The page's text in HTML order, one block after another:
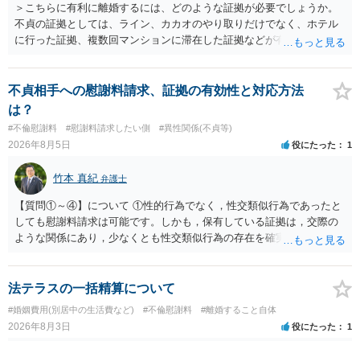
＞こちらに有利に離婚するには、どのような証拠が必要でしょうか。
不貞の証拠としては、ライン、カカオのやり取りだけでなく、ホテル
に行った証拠、複数回マンションに滞在した証拠などが有効です。 不
婚する、慰謝料をとるなど）ことができると思われます。 ただし、不
貞発覚後、長期間同居を続けると、不貞を許したとの評価につながる
場合がありますので、ご注意ください。 以上、ご参考まで。
不貞相手への慰謝料請求、証拠の有効性と対応方法
は？
#不倫慰謝料 #慰謝料請求したい側 #異性関係(不貞等)
2026年8月5日 役にたった 1
竹本 真紀 弁護士
【質問①～④】について ①性的行為でなく，性交類似行為であったと
しても慰謝料請求は可能です。しかも，保有している証拠は，交際の
ような関係にあり，少なくとも性交類似行為の存在を確実に証明でき
ことを窺わせるものです。）。ですから，慰謝料請求を進めることで
よいと思います。 ただ．慰謝料額については，婚姻破綻に至っていな
いとして，この点を考慮されることになるかもしれません。 ②夫との
今後のことを考えて書いてもらうか否かを検討するのがよいと思いま
す。今ある証拠以上のことを証明（証明力を強めることも含む）でき
法テラスの一括精算について
#婚姻費用(別居中の生活費など) #不倫慰謝料 #離婚すること自体
2026年8月3日 役にたった 1